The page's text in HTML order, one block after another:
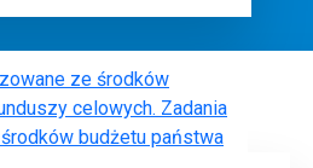
ze środków
celowych. Zadania
budżetu państwa